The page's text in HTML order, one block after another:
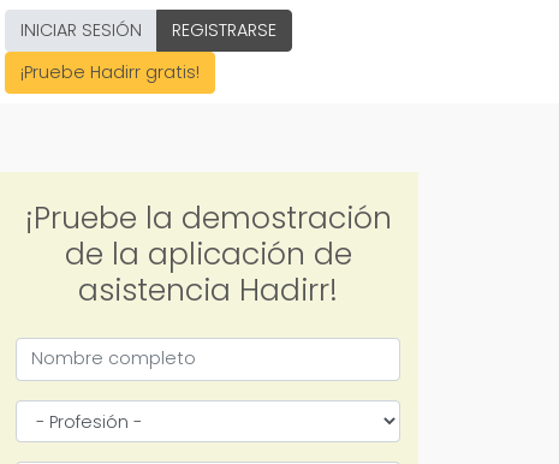
INICIAR SESIÓN
REGISTRARSE
¡Pruebe Hadirr gratis!